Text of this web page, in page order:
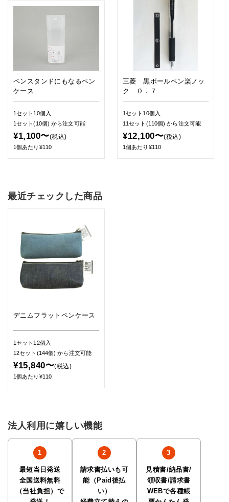
ペンスタンドにもなるペン
ケース
1セット10個入
1セット(10個)から注文可能
¥1,100〜(税込)
1個あたり¥110
三菱 黒ボールペン楽ノッ
ク ０．７
1セット10個入
11セット(110個)から注文可能
¥12,100〜(税込)
1個あたり¥110
最近チェックした商品
デニムフラットペンケース
1セット12個入
12セット(144個)から注文可能
¥15,840〜(税込)
1個あたり¥110
法人利用に嬉しい機能
最短当日発送
全国送料無料
（当社負担）で
請求書払いも可
能（Paid後払
い）
見積書/納品書/
領収書/請求書
WEBで各種帳